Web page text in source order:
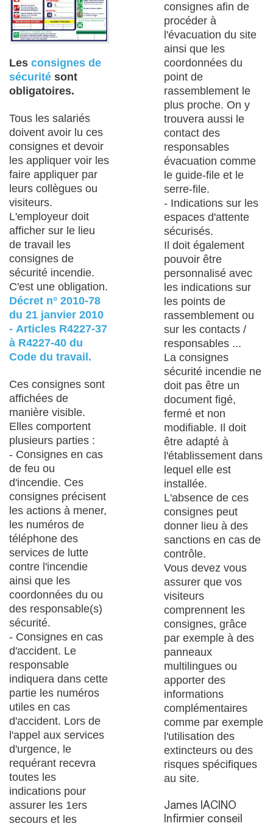
Les consignes de
sécurité sont
obligatoires.
Tous les salariés
doivent avoir lu ces
consignes et devoir
les appliquer voir les
faire appliquer par
leurs collègues ou
visiteurs.
L'employeur doit
afficher sur le lieu
de travail les
consignes de
sécurité incendie.
C'est une obligation.
Décret n° 2010-78
du 21 janvier 2010
- Articles R4227-37
à R4227-40 du
Code du travail.
Ces consignes sont
affichées de
manière visible.
Elles comportent
plusieurs parties :
- Consignes en cas
de feu ou
d'incendie. Ces
consignes précisent
les actions à mener,
les numéros de
téléphone des
services de lutte
contre l'incendie
ainsi que les
coordonnées du ou
des responsable(s)
sécurité.
- Consignes en cas
d'accident. Le
responsable
indiquera dans cette
partie les numéros
utiles en cas
d'accident. Lors de
l'appel aux services
d'urgence, le
requérant recevra
toutes les
indications pour
assurer les 1ers
secours et les
consignes afin de
procéder à
l'évacuation du site
ainsi que les
coordonnées du
point de
rassemblement le
plus proche. On y
trouvera aussi le
contact des
responsables
évacuation comme
le guide-file et le
serre-file.
- Indications sur les
espaces d'attente
sécurisés.
Il doit également
pouvoir être
personnalisé avec
les indications sur
les points de
rassemblement ou
sur les contacts /
responsables ...
La consignes
sécurité incendie ne
doit pas être un
document figé,
fermé et non
modifiable. Il doit
être adapté à
l'établissement dans
lequel elle est
installée.
L'absence de ces
consignes peut
donner lieu à des
sanctions en cas de
contrôle.
Vous devez vous
assurer que vos
visiteurs
comprennent les
consignes, grâce
par exemple à des
panneaux
multilingues ou
apporter des
informations
complémentaires
comme par exemple
l'utilisation des
extincteurs ou des
risques spécifiques
au site.
James IACINO
Infirmier conseil